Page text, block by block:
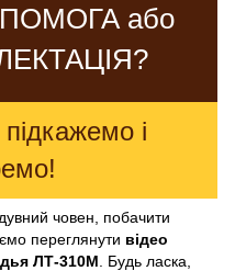
або
і
човен, побачити
переглянути відео
ЛТ-310М . Будь ласка,